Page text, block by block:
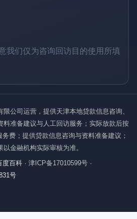
我们仅为咨询回访目的使用所填
公司运营，提供天津本地贷款信息咨询、
料准备建议与人工回访服务；实际放款后按
费；提供贷款信息咨询与资料准备建议；
金融机构实际审核为准。
度百科 · 津ICP备17010599号 ·
号